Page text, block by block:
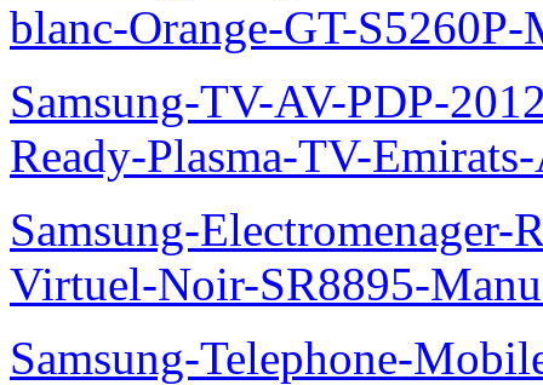
blanc-Orange-GT-S5260P-
Samsung-TV-AV-PDP-
Ready-Plasma-TV-
Samsung-
Virtuel-Noir-SR8895-
Samsung-Telephone-